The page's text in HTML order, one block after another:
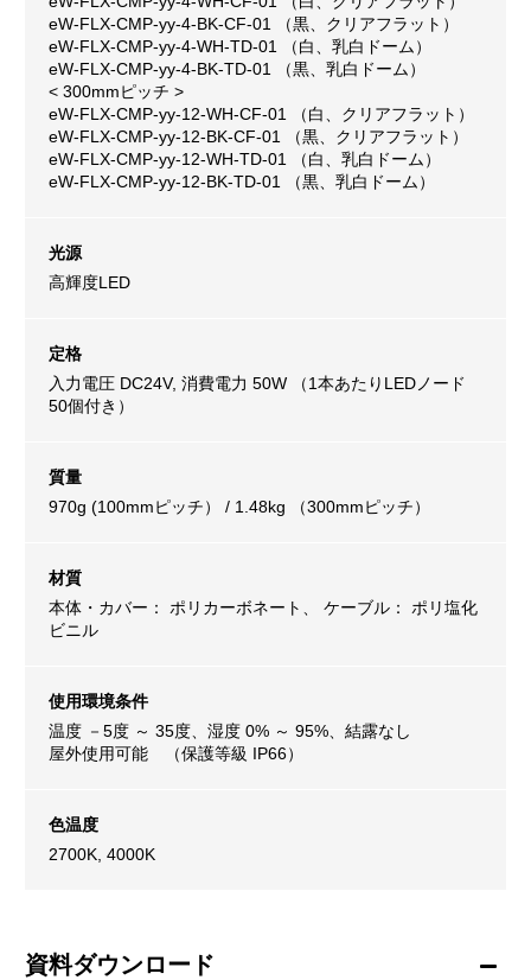
eW-FLX-CMP-yy-4-BK-CF-01 （黒、クリアフラット）
eW-FLX-CMP-yy-4-WH-TD-01 （白、乳白ドーム）
eW-FLX-CMP-yy-4-BK-TD-01 （黒、乳白ドーム）
< 300mmピッチ >
eW-FLX-CMP-yy-12-WH-CF-01 （白、クリアフラット）
eW-FLX-CMP-yy-12-BK-CF-01 （黒、クリアフラット）
eW-FLX-CMP-yy-12-WH-TD-01 （白、乳白ドーム）
eW-FLX-CMP-yy-12-BK-TD-01 （黒、乳白ドーム）
光源
高輝度LED
定格
入力電圧 DC24V, 消費電力 50W （1本あたりLEDノード
50個付き）
質量
970g (100mmピッチ） / 1.48kg （300mmピッチ）
材質
本体・カバー： ポリカーボネート、 ケーブル： ポリ塩化
ビニル
使用環境条件
温度 －5度 ～ 35度、湿度 0% ～ 95%、結露なし
屋外使用可能 （保護等級 IP66）
色温度
2700K, 4000K
資料ダウンロード